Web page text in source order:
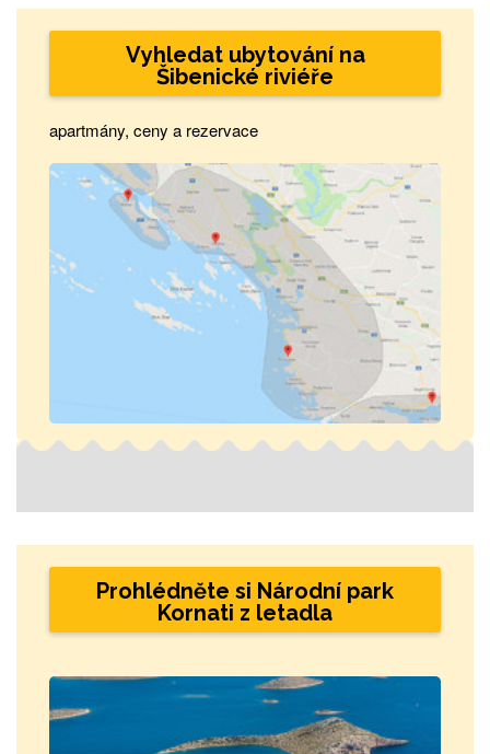
Vyhledat ubytování na
Šibenické riviéře
apartmány, ceny a rezervace
Prohlédněte si Národní park
Kornati z letadla